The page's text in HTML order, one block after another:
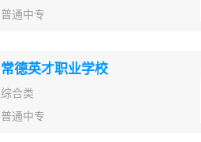
普通中专
常德英才职业学校
综合类
普通中专